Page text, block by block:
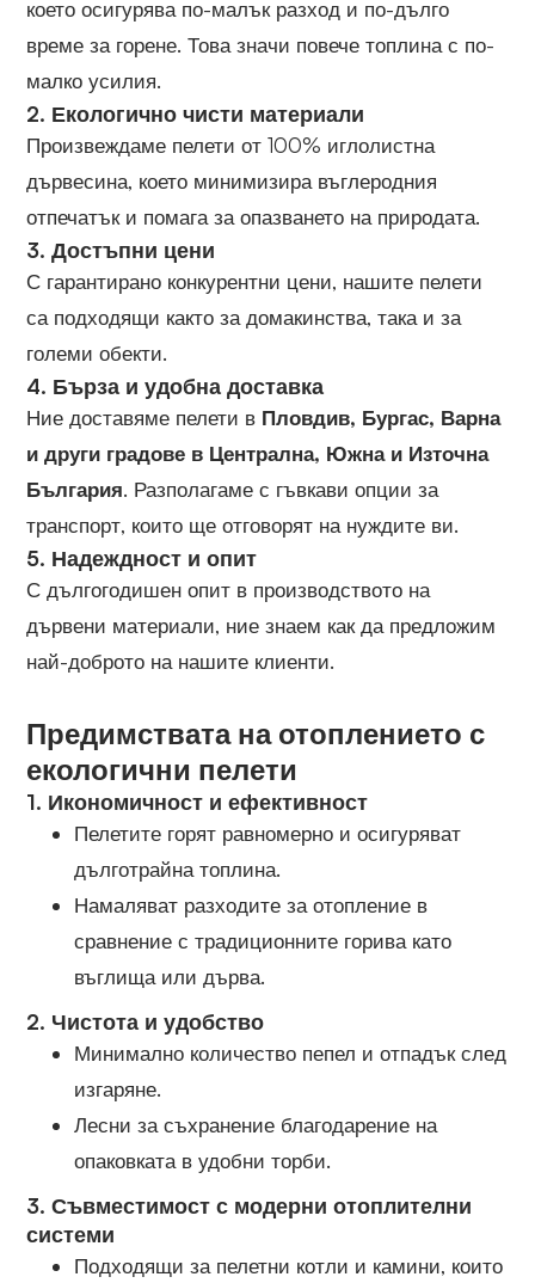
което осигурява по-малък разход и по-дълго
време за горене. Това значи повече топлина с по-
малко усилия.
2. Екологично чисти материали
Произвеждаме пелети от 100% иглолистна
дървесина, което минимизира въглеродния
отпечатък и помага за опазването на природата.
3.Достъпни цени
С гарантирано конкурентни цени, нашите пелети
са подходящи както за домакинства, така и за
големи обекти.
4. Бърза и удобна доставка
Ние доставяме пелети в Пловдив, Бургас, Варна
и други градове в Централна, Южна и Източна
България. Разполагаме с гъвкави опции за
транспорт, които ще отговорят на нуждите ви.
5. Надеждност и опит
С дългогодишен опит в производството на
дървени материали, ние знаем как да предложим
най-доброто на нашите клиенти.
Предимствата на отоплението с
екологични пелети
1. Икономичност и ефективност
Пелетите горят равномерно и осигуряват
дълготрайна топлина.
Намаляват разходите за отопление в
сравнение с традиционните горива като
въглища или дърва.
2. Чистота и удобство
Минимално количество пепел и отпадък след
изгаряне.
Лесни за съхранение благодарение на
опаковката в удобни торби.
3.Съвместимост с модерни отоплителни
системи
Подходящи за пелетни котли и камини, които